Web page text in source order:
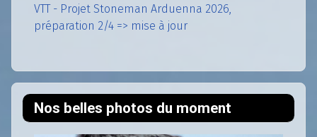
VTT - Projet Stoneman Arduenna 2026,
préparation 2/4 => mise à jour
Nos belles photos du moment